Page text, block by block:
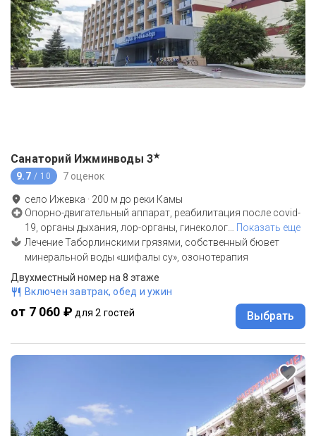
Санаторий Ижминводы 3★
9.7 / 10 7 оценок
село Ижевка · 200 м до реки Камы
Опорно-двигательный аппарат, реабилитация после covid-
19, органы дыхания, лор-органы, гинеколог
Показать еще
Лечение Таборлинскими грязями, собственный бювет
минеральной воды «шифалы су», озонотерапия
Двухместный номер на 8 этаже
Включен завтрак, обед и ужин
от 7 060 ₽ для 2 гостей Выбрать